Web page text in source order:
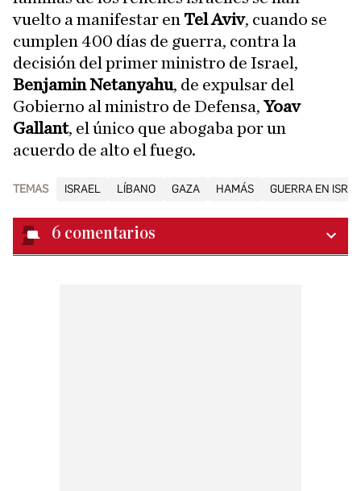
vuelto a manifestar en Tel Aviv, cuando se
cumplen 400 días de guerra, contra la
decisión del primer ministro de Israel,
Benjamin Netanyahu, de expulsar del
Gobierno al ministro de Defensa, Yoav
Gallant, el único que abogaba por un
acuerdo de alto el fuego.
TEMAS ISRAEL LÍBANO GAZA HAMÁS GUERRA EN
6 comentarios